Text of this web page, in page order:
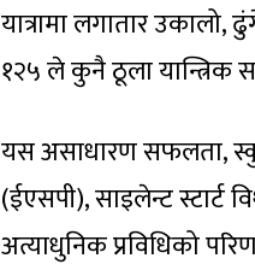
यात्रामा लगातार
१२५ ले कुनै ठूला यान्त्रिक
यस असाधारण सफलता,
(ईएसपी), साइलेन्ट स्टार्ट
अत्याधुनिक प्रविधिको